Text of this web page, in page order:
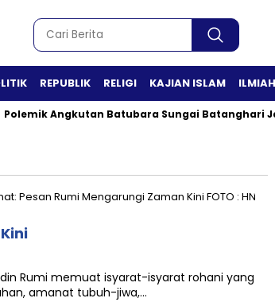
REPUBLIK RELIGI KAJIAN ISLAM ILMIAH
Polemik Angkutan Batubara Sungai Batanghari
Rumi memuat isyarat-isyarat rohani yang
amanat tubuh-jiwa,…